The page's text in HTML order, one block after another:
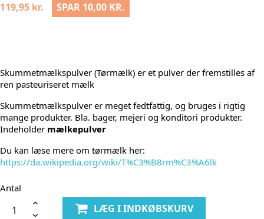
119,95 kr.
SPAR 10,00 KR.
Skummetmælkspulver (Tørmælk) er et pulver der fremstilles af
ren pasteuriseret mælk
Skummetmælkspulver er meget fedtfattig, og bruges i rigtig
mange produkter. Bla. bager, mejeri og konditori produkter.
Indeholder mælkepulver
Du kan læse mere om tørmælk her:
https://da.wikipedia.org/wiki/T%C3%B8rm%C3%A6lk
Antal
LÆG I INDKØBSKURV